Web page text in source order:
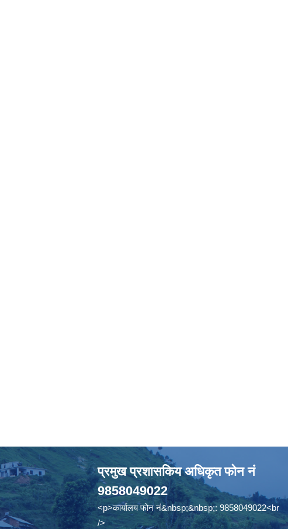
प्रमुख प्रशासकिय अधिकृत फोन नं
9858049022
<p>कार्यालय फोन नं&nbsp;&nbsp;: 9858049022<br
/>